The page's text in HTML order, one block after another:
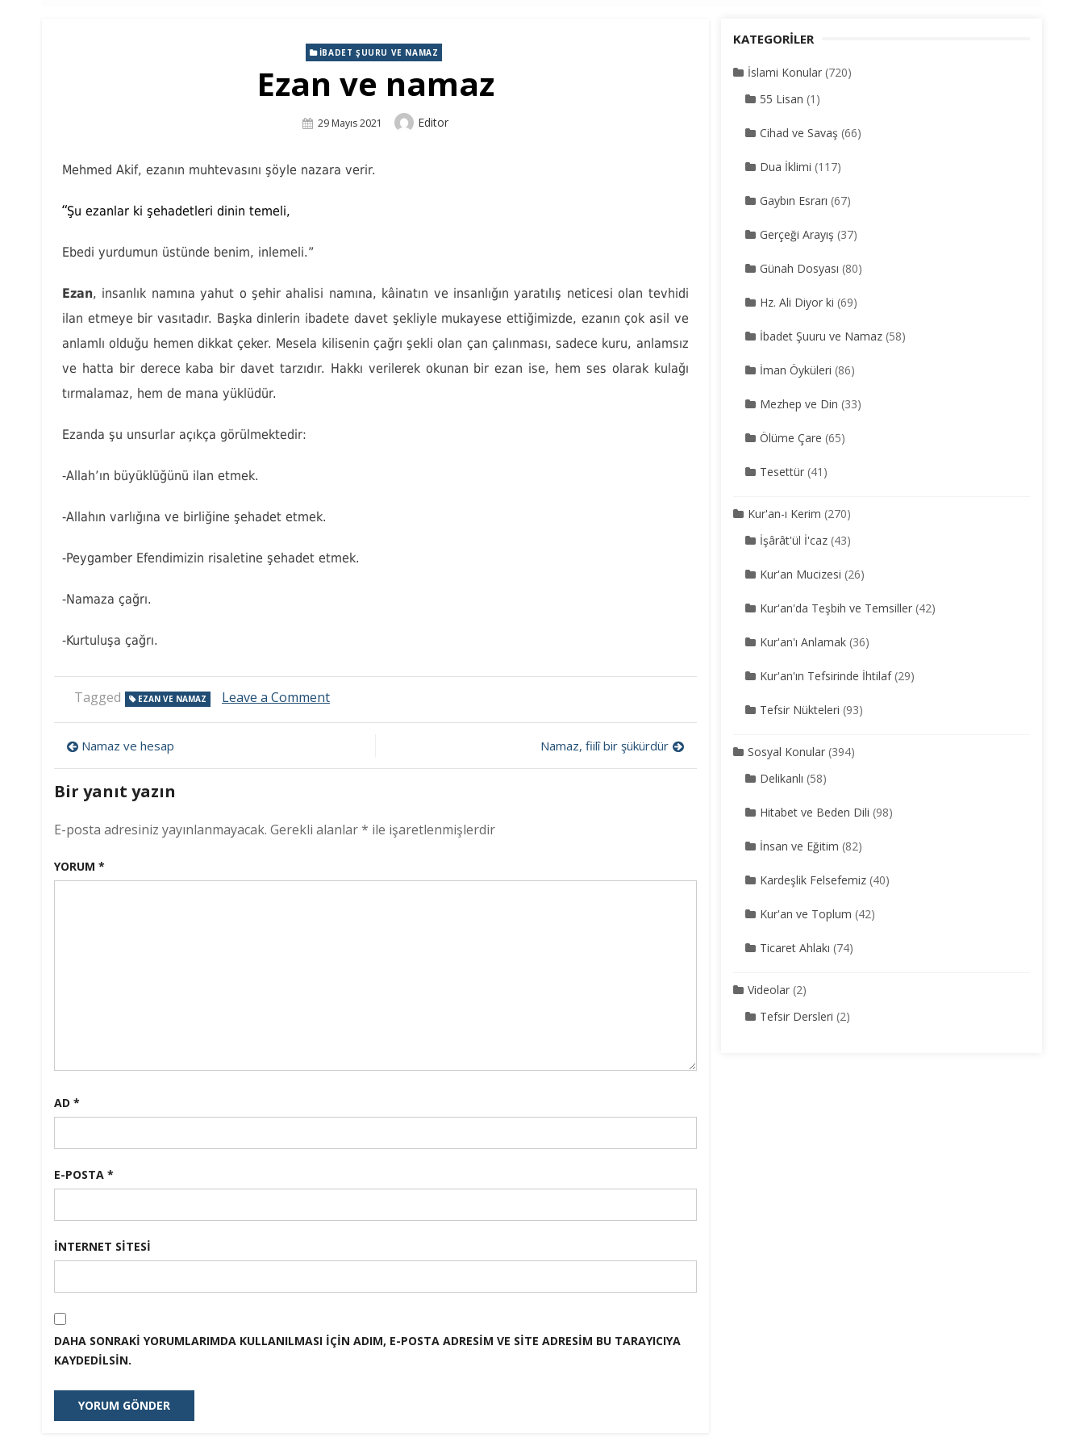
İBADET ŞUURU VE NAMAZ
Ezan ve namaz
Posted
29 Mayıs 2021 Author
Editor
Mehmed Akif, ezanın muhtevasını şöyle nazara verir.
“Şu ezanlar ki şehadetleri dinin temeli,
Ebedi yurdumun üstünde benim, inlemeli.”
Ezan, insanlık namına yahut o şehir ahalisi namına, kâinatın ve insanlığın yaratılış neticesi olan tevhidi
ilan etmeye bir vasıtadır. Başka dinlerin ibadete davet şekliyle mukayese ettiğimizde, ezanın çok asil ve
anlamlı olduğu hemen dikkat çeker. Mesela kilisenin çağrı şekli olan çan çalınması, sadece kuru, anlamsız
ve hatta bir derece kaba bir davet tarzıdır. Hakkı verilerek okunan bir ezan ise, hem ses olarak kulağı
tırmalamaz, hem de mana yüklüdür.
Ezanda şu unsurlar açıkça görülmektedir:
-Allah’ın büyüklüğünü ilan etmek.
-Allahın varlığına ve birliğine şehadet etmek.
-Peygamber Efendimizin risaletine şehadet etmek.
-Namaza çağrı.
-Kurtuluşa çağrı.
Tagged EZAN VE NAMAZ Leave a Commenton
ve
Yazı
gezinmesi
Namaz ve hesap Namaz, fiilî bir şükürdür
Bir yanıt yazın
E-posta adresiniz yayınlanmayacak. Gerekli alanlar* ile işaretlenmişlerdir
YORUM *
AD *
E-POSTA *
İNTERNET SITESI
DAHA SONRAKI YORUMLARIMDA KULLANILMASI IÇIN ADIM, E-POSTA ADRESIM VE SITE ADRESIM BU TARAYICIYA
KAYDEDILSIN.
KATEGORILER
İslami Konular(720)
55 Lisan (1)
Cihad ve Savaş (66)
Dua İklimi (117)
Gaybın Esrarı (67)
Gerçeği Arayış (37)
Günah Dosyası (80)
Hz. Ali Diyor ki (69)
İbadet Şuuru ve Namaz(58)
İman Öyküleri (86)
Mezhep ve Din (33)
Ölüme Çare (65)
Tesettür(41)
Kur'an-ı Kerim (270)
İşârât'ül İ'caz(43)
Kur'an Mucizesi (26)
Kur'an'da Teşbih ve Temsiller(42)
Kur'an'ı Anlamak(36)
Kur'an'ın Tefsirinde İhtilaf(29)
Tefsir Nükteleri (93)
Sosyal Konular(394)
Delikanlı (58)
Hitabet ve Beden Dili (98)
İnsan ve Eğitim (82)
Kardeşlik Felsefemiz(40)
Kur'an ve Toplum (42)
Ticaret Ahlakı (74)
Videolar(2)
Tefsir Dersleri (2)